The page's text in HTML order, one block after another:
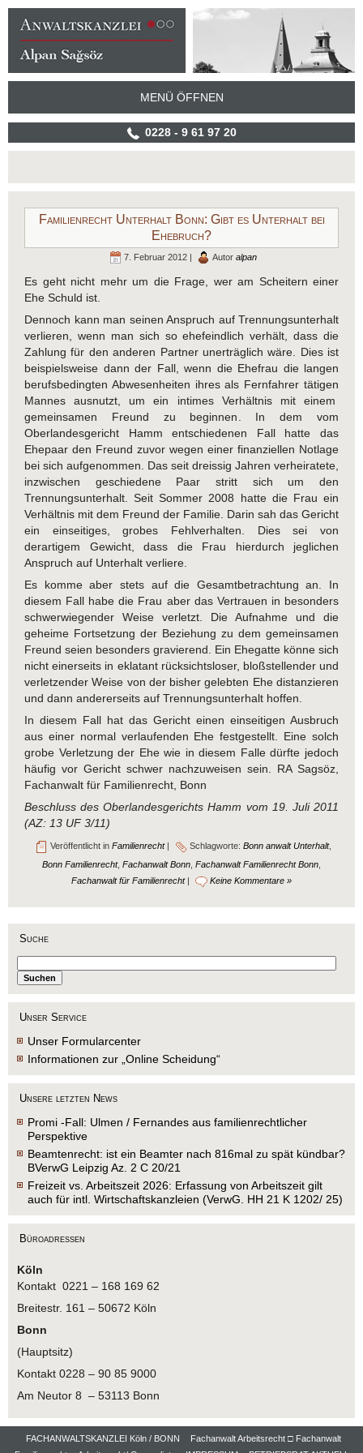
MENÜ ÖFFNEN
0228 - 9 61 97 20
Suche
Unser Service
Unser Formularcenter
Informationen zur „Online Scheidung“
Unsere letzten News
Promi -Fall: Ulmen / Fernandes aus familienrechtlicher
Perspektive
Beamtenrecht: ist ein Beamter nach 816mal zu spät kündbar?
BVerwG Leipzig Az. 2 C 20/21
Freizeit vs. Arbeitszeit 2026: Erfassung von Arbeitszeit gilt
auch für intl. Wirtschaftskanzleien (VerwG. HH 21 K 1202/ 25)
Büroadressen
Köln
Kontakt 0221 – 168 169 62
Breitestr. 161 – 50672 Köln
Bonn
(Hauptsitz)
Kontakt 0228 – 90 85 9000
Am Neutor 8 – 53113 Bonn
Familienrecht Unterhalt Bonn: Gibt es Unterhalt bei
Ehebruch?
7. Februar 2012 | Autor alpan
Es geht nicht mehr um die Frage, wer am Scheitern einer
Ehe Schuld ist.
Dennoch kann man seinen Anspruch auf Trennungsunterhalt
verlieren, wenn man sich so ehefeindlich verhält, dass die
Zahlung für den anderen Partner unerträglich wäre. Dies ist
beispielsweise dann der Fall, wenn die Ehefrau die langen
berufsbedingten Abwesenheiten ihres als Fernfahrer tätigen
Mannes ausnutzt, um ein intimes Verhältnis mit einem
gemeinsamen Freund zu beginnen. In dem vom
Oberlandesgericht Hamm entschiedenen Fall hatte das
Ehepaar den Freund zuvor wegen einer finanziellen Notlage
bei sich aufgenommen. Das seit dreissig Jahren verheiratete,
inzwischen geschiedene Paar stritt sich um den
Trennungsunterhalt. Seit Sommer 2008 hatte die Frau ein
Verhältnis mit dem Freund der Familie. Darin sah das Gericht
ein einseitiges, grobes Fehlverhalten. Dies sei von
derartigem Gewicht, dass die Frau hierdurch jeglichen
Anspruch auf Unterhalt verliere.
Es komme aber stets auf die Gesamtbetrachtung an. In
diesem Fall habe die Frau aber das Vertrauen in besonders
schwerwiegender Weise verletzt. Die Aufnahme und die
geheime Fortsetzung der Beziehung zu dem gemeinsamen
Freund seien besonders gravierend. Ein Ehegatte könne sich
nicht einerseits in eklatant rücksichtsloser, bloßstellender und
verletzender Weise von der bisher gelebten Ehe distanzieren
und dann andererseits auf Trennungsunterhalt hoffen.
In diesem Fall hat das Gericht einen einseitigen Ausbruch
aus einer normal verlaufenden Ehe festgestellt. Eine solch
grobe Verletzung der Ehe wie in diesem Falle dürfte jedoch
häufig vor Gericht schwer nachzuweisen sein. RA Sagsöz,
Fachanwalt für Familienrecht, Bonn
Beschluss des Oberlandesgerichts Hamm vom 19. Juli 2011
(AZ: 13 UF 3/11)
Veröffentlicht in Familienrecht| Schlagworte: Bonn anwalt Unterhalt,
Bonn Familienrecht, Fachanwalt Bonn Fachanwalt Familienrecht Bonn
Fachanwalt für Familienrecht| Keine Kommentare »
FACHANWALTSKANZLEI Köln / BONN
Fachanwalt Arbeitsrecht □ Fachanwalt